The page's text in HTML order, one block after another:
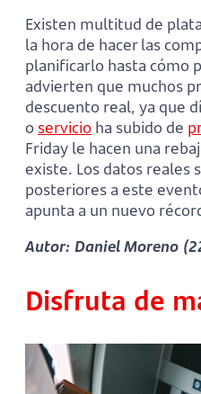
Existen multitud de
la hora de hacer las
planificarlo hasta cómo
advierten que muchos
descuento real, ya que
o servicio ha subido de
Friday le hacen una
existe. Los datos reales
posteriores a este
apunta a un nuevo
Autor: Daniel Moreno
Disfruta de